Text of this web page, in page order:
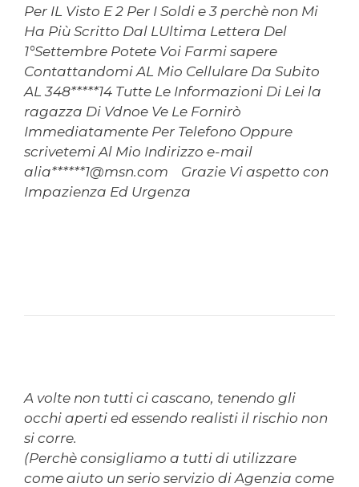
Per IL Visto E 2 Per I Soldi e 3 perchè non Mi
Ha Più Scritto Dal LUltima Lettera Del
1°Settembre Potete Voi Farmi sapere
Contattandomi AL Mio Cellulare Da Subito
AL 348*****14 Tutte Le Informazioni Di Lei la
ragazza Di Vdnoe Ve Le Fornirò
Immediatamente Per Telefono Oppure
scrivetemi Al Mio Indirizzo e-mail
alia******1@msn.com Grazie Vi aspetto con
Impazienza Ed Urgenza
A volte non tutti ci cascano, tenendo gli
occhi aperti ed essendo realisti il rischio non
si corre.
(Perchè consigliamo a tutti di utilizzare
come aiuto un serio servizio di Agenzia come